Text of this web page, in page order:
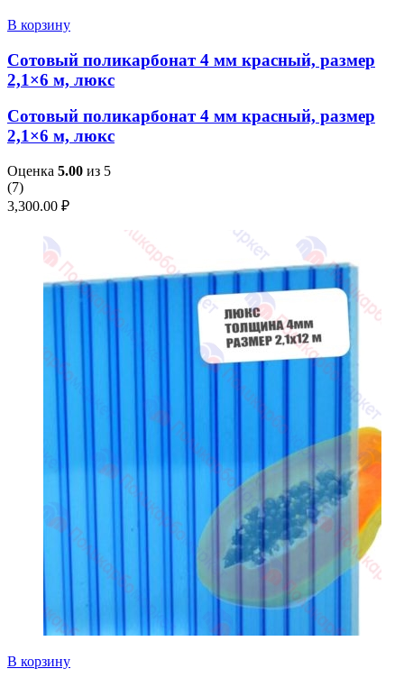
В корзину
Сотовый поликарбонат 4 мм красный, размер
2,1×6 м, люкс
Сотовый поликарбонат 4 мм красный, размер
2,1×6 м, люкс
Оценка 5.00 из 5
(7)
3,300.00 ₽
В корзину